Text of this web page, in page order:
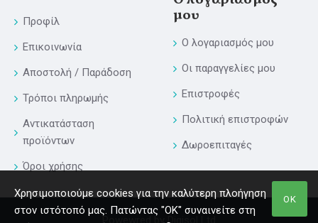
Προφίλ
Επικοινωνία
Αποστολή / Παράδοση
Τρόποι πληρωμής
Αντικατάσταση
προϊόντων
Όροι χρήσης
μου
Ο λογαριασμός μου
Οι παραγγελίες μου
Επιστροφές
Πολιτική επιστροφών
Δωροεπιταγές
Powewred by Digisol Ltd
ΟΚ
Χρησιμοποιούμε cookies για την καλύτερη πλοήγηση
στον ιστότοπό μας. Πατώντας "ΟΚ" συναινείτε στη